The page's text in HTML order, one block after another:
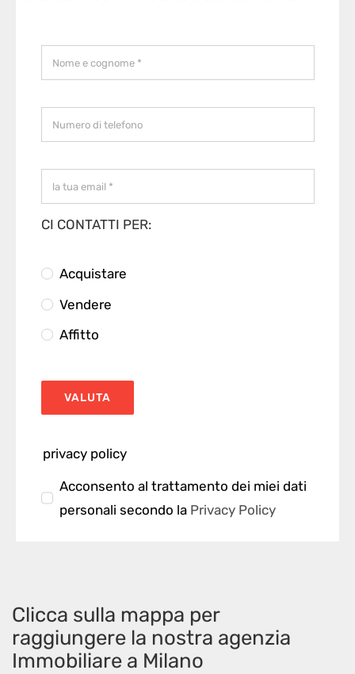
CI CONTATTI PER:
Acquistare
Vendere
Affitto
VALUTA
privacy policy
Acconsento al trattamento dei miei dati
personali secondo la Privacy Policy
Clicca sulla mappa per
raggiungere la nostra agenzia
Immobiliare a Milano